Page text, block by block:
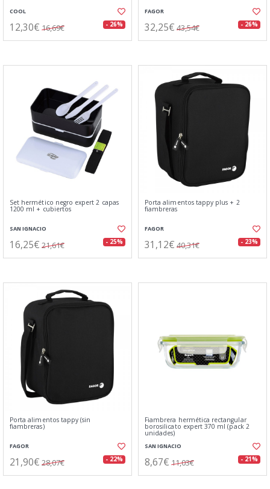
COOL
12,30€ 16,69€ - 26%
FAGOR
32,25€ 43,54€ - 26%
Set hermético negro expert 2 capas
1200 ml + cubiertos
SAN IGNACIO
16,25€ 21,61€ - 25%
Porta alimentos tappy plus + 2
fiambreras
FAGOR
31,12€ 40,31€ - 23%
Porta alimentos tappy (sin
fiambreras)
FAGOR
21,90€ 28,07€ - 22%
Fiambrera hermética rectangular
borosilicato expert 370 ml (pack 2
unidades)
SAN IGNACIO
8,67€ 11,03€ - 21%